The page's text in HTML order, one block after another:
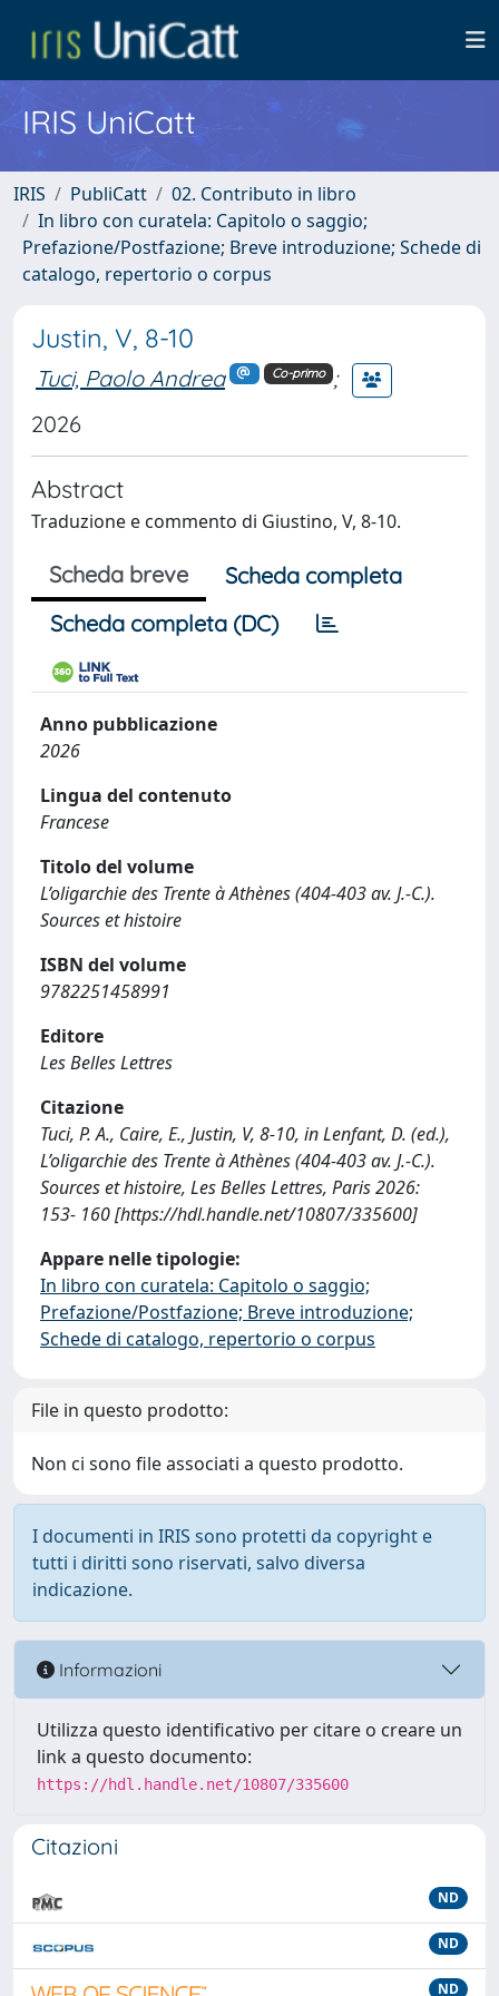
IRIS UniCatt
IRIS PubliCatt
02. Contributo in libro
In libro con curatela: Capitolo o saggio;
Prefazione/Postfazione; Breve introduzione; Schede di
catalogo, repertorio o corpus
Justin, V, 8-10
Tuci, Paolo Andrea Co-primo
;
2026
Abstract
Traduzione e commento di Giustino, V, 8-10.
Scheda breve
Scheda completa
Scheda completa (DC)
Anno pubblicazione
2026
Lingua del contenuto
Francese
Titolo del volume
L’oligarchie des Trente à Athènes (404-403 av. J.-C.).
Sources et histoire
ISBN del volume
9782251458991
Editore
Les Belles Lettres
Citazione
Tuci, P. A., Caire, E., Justin, V, 8-10, in Lenfant, D. (ed.),
L’oligarchie des Trente à Athènes (404-403 av. J.-C.).
Sources et histoire, Les Belles Lettres, Paris 2026:
153- 160 [https://hdl.handle.net/10807/335600]
Appare nelle tipologie:
In libro con curatela: Capitolo o saggio;
Prefazione/Postfazione; Breve introduzione;
Schede di catalogo, repertorio o corpus
File in questo prodotto:
Non ci sono file associati a questo prodotto.
I documenti in IRIS sono protetti da copyright e
tutti i diritti sono riservati, salvo diversa
indicazione.
Informazioni
Utilizza questo identificativo per citare o creare un
link a questo documento:
https://hdl.handle.net/10807/335600
Citazioni
ND
ND
ND